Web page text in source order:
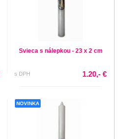
Svieca s nálepkou - 23 x 2 cm
s DPH 1.20,- €
NOVINKA